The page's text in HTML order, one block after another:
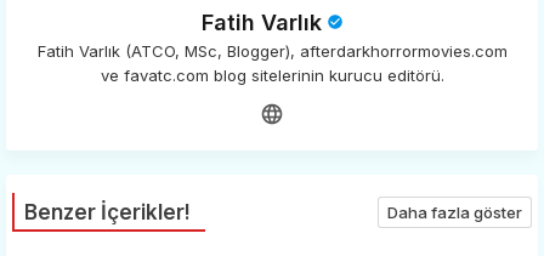
Fatih Varlık
Fatih Varlık (ATCO, MSc, Blogger), afterdarkhorrormovies.com
ve favatc.com blog sitelerinin kurucu editörü.
Benzer İçerikler! Daha fazla göster